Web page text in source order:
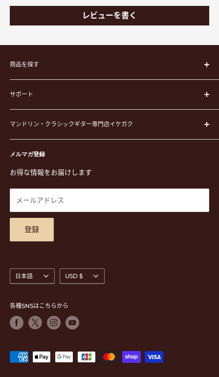
レビューを書く
商品を探す
楽器
楽器ケース
弦
ピック
演奏用品
ステーショナリー&アクセサリー
楽譜
DVD
チケット
楽器レンタル
サポート
運営会社
イケガクについて
お買い物ガイド
特定商取引法に基づく表示
プライバシーポリシー
商品検索
お問合せ
アクセスマップ
メルマガ登録
お得な情報をお届けします
メールアドレス
登録
マンドリン・クラシックギター専門店イケガク
〒171-0021 東京都豊島区西池袋3-23-5 芦沢ビル2F
TEL. 03-5952-1391 / FAX. 03-5952-1392
営業時間 月-水,金,土 11:00-19:00 / 日,祝 11:00-18:00 (木曜定
休)
語
日本語
貨
USD $
各種SNSはこちらから